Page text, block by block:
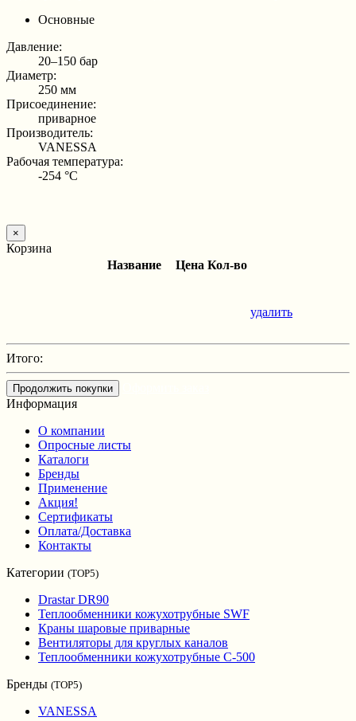
Основные
Давление:
20–150 бар
Диаметр:
250 мм
Присоединение:
приварное
Производитель:
VANESSA
Рабочая температура:
-254 °С
×
Корзина
Название
Цена Кол-во
удалить
Итого:
Продолжить покупки
Информация
О компании
Опросные листы
Каталоги
Бренды
Применение
Акция!
Сертификаты
Оплата/Доставка
Контакты
Категории (TOP5)
Drastar DR90
Теплообменники кожухотрубные SWF
Краны шаровые приварные
Вентиляторы для круглых каналов
Теплообменники кожухотрубные С-500
Бренды (TOP5)
VANESSA